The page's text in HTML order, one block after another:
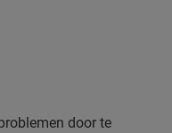
door te